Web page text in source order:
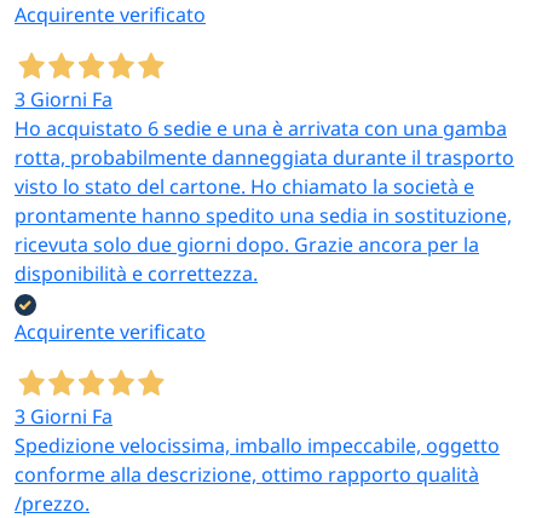
Acquirente verificato
3 Giorni Fa
Ho acquistato 6 sedie e una è arrivata con una gamba
rotta, probabilmente danneggiata durante il trasporto
visto lo stato del cartone. Ho chiamato la società e
prontamente hanno spedito una sedia in sostituzione,
ricevuta solo due giorni dopo. Grazie ancora per la
disponibilità e correttezza.
Acquirente verificato
3 Giorni Fa
Spedizione velocissima, imballo impeccabile, oggetto
conforme alla descrizione, ottimo rapporto qualità
/prezzo.